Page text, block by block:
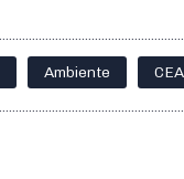
Ambiente